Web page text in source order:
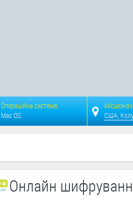
Операційна система:
Mac OS
США,
Онлайн